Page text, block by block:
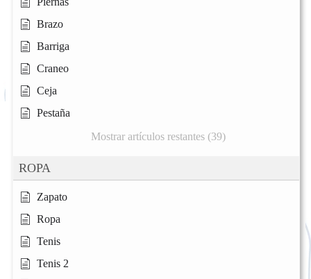
Brazo
Barriga
Craneo
Ceja
Pestaña
Mostrar artículos restantes (39)
ROPA
Zapato
Ropa
Tenis
Tenis 2